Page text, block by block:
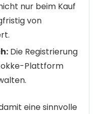
nur beim Kauf
von
Die Registrierung
Plattform
eine sinnvolle